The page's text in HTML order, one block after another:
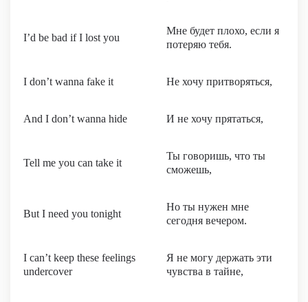
I’d be bad if I lost you
Мне будет плохо, если я
потеряю тебя.
I don’t wanna fake it Не хочу притворяться,
And I don’t wanna hide И не хочу прятаться,
Tell me you can take it
Ты говоришь, что ты
сможешь,
But I need you tonight
Но ты нужен мне
сегодня вечером.
I can’t keep these feelings
undercover
Я не могу держать эти
чувства в тайне,